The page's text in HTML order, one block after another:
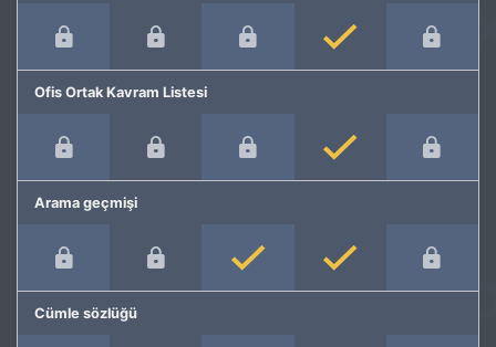
Ofis Ortak Kavram Listesi
Arama geçmişi
Cümle sözlüğü